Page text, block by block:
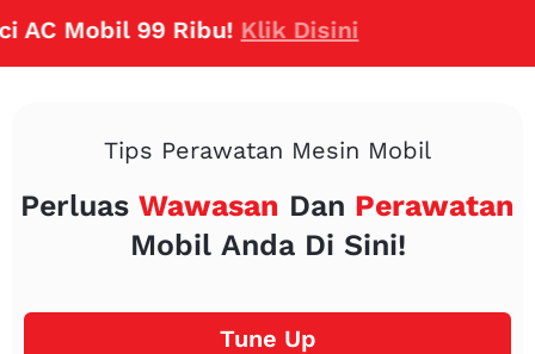
Mobil 99 Ribu!Klik Disini
Tips Perawatan Mesin Mobil
Perluas Wawasan Dan Perawatan
Mobil Anda Di Sini!
Tune Up